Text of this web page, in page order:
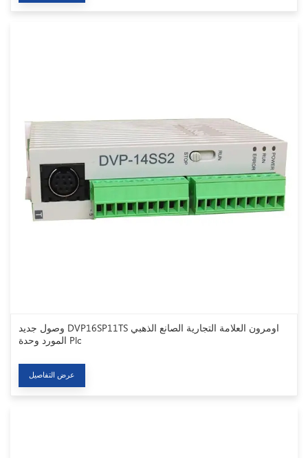
وصول جديد DVP16SP11TS اومرون العلامة التجارية الصانع الذهبي
المورد وحدة Plc
عرض التفاصيل